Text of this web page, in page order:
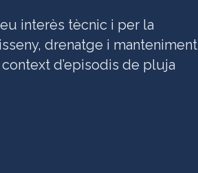
interès tècnic i per la
drenatge i manteniment
d’episodis de pluja